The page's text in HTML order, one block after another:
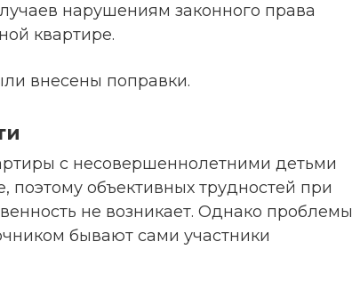
нарушениям законного права
квартире.
внесены поправки.
с несовершеннолетними детьми
поэтому объективных трудностей при
не возникает. Однако проблемы
бывают сами участники